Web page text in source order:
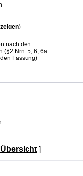
)
nach den
(§2 Nrn. 5, 6, 6a
Fassung)
]